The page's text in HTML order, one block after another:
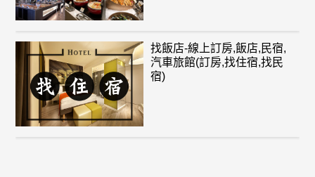
找飯店-線上訂房,飯店,民宿,
汽車旅館(訂房,找住宿,找民
宿)